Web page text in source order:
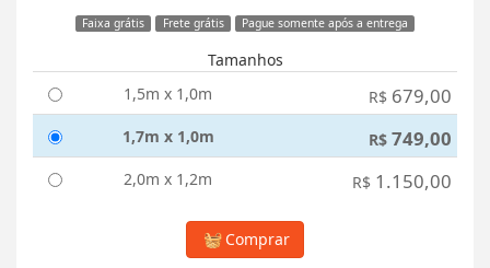
Faixa grátis Frete grátis Pague somente após a entrega
Tamanhos
1,5m x 1,0m
R$ 679,00
1,7m x 1,0m R$ 749,00
2,0m x 1,2m R$ 1.150,00
Comprar